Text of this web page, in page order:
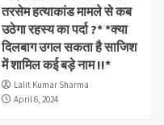
तरसेम हत्याकांड मामले से कब
उठेगा रहस्य का पर्दा ?* *क्या
दिलबाग उगल सकता है साजिश
में शामिल कई बड़े नाम !!*
Lalit Kumar Sharma
April 6, 2024